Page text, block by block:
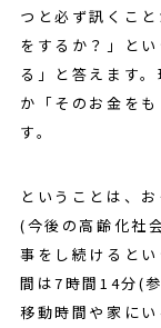
つと必ず訊くこ
をするか？」と
る」と答えます
か「そのお金を
す。
ということは、
(今後の高齢化社
事をし続けると
間は7時間14分(
移動時間や家に